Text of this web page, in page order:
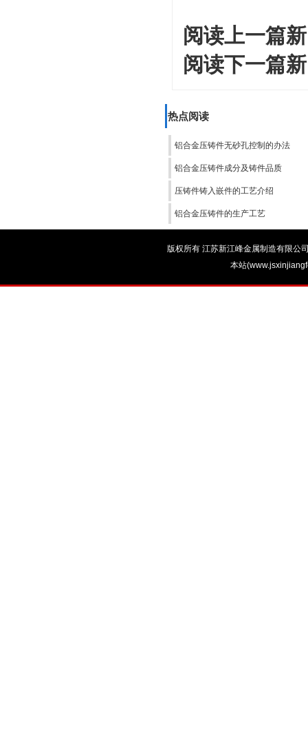
阅读上一篇
阅读下一篇
热点阅读
铝合金压铸件无砂孔控制的办法
铝合金压铸件成分及铸件品质
压铸件铸入嵌件的工艺介绍
铝合金压铸件的生产工艺
版权所有 江苏新江峰金属制造有限公
本站